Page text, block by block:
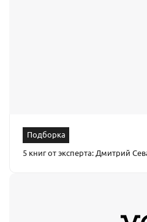
Подборка
5 книг от эксперта: Дмитрий